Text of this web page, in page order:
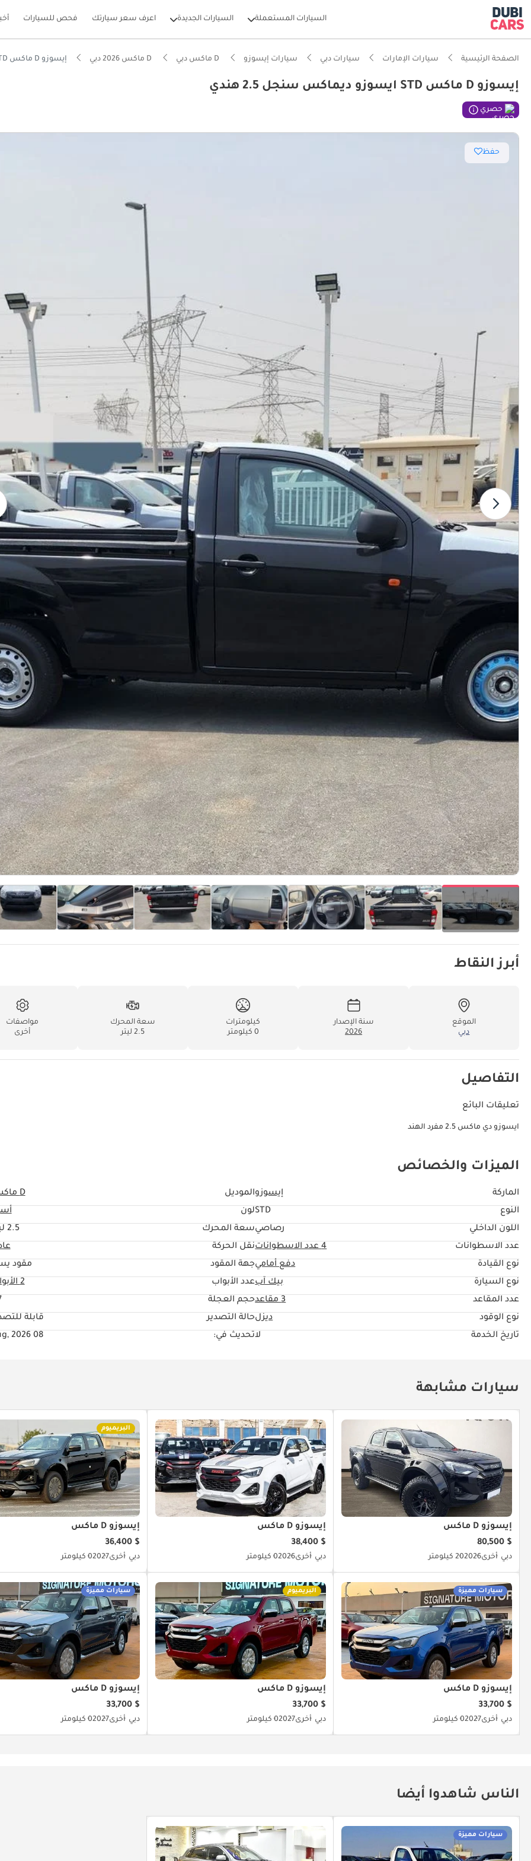
السيارات المستعملة السيارات الجديدة اعرف سعر سيارتك فحص للسيارات
الصفحة الرئيسية سيارات الإمارات سيارات دبي سيارات إيسوزو إيسوزو D ماكس STD ايسوزو ديماكس سنجل 2.5 هندي
إيسوزو D ماكس STD ايسوزو ديماكس سنجل 2.5 هندي
حصري
حفظ
أبرز النقاط
الموقع
دبي
سنة الإصدار
2026
كيلومترات
0 كيلومتر
سعة المحرك
2.5 ليتر
مواصفات
أخرى
التفاصيل
تعليقات البائع
ايسوزو دي ماكس 2.5 مفرد الهند
الميزات والخصائص
الماركة إيسوزوالموديل
D ماكس
النوع
STDلون
اللون الداخلي
رصاصيسعة المحرك
2.5 ليتر
عدد الاسطوانات
4عدد الاسطواناتنقل الحركة
نوع القيادة
دفع أماميجهة المقود
مقود
نوع السيارة
بيك آبعدد الأبواب
2 الأبواب
عدد المقاعد
3 مقاعد حجم العجلة
نوع الوقود
ديزلحالة التصدير
قابلة
تاريخ الخدمة
لاتحديث في: 08 Aug, 2026
سيارات مشابهة
إيسوزو D ماكس
$ 80,500
دبي أخرى202620 كيلومتر
إيسوزو D ماكس
$ 38,400
دبي أخرى20260 كيلومتر
البريميوم
إيسوزو D ماكس
$ 36,400
دبي أخرى20270 كيلومتر
سيارات مميزة
إيسوزو D ماكس
$ 33,700
دبي أخرى20270 كيلومتر
البريميوم
إيسوزو D ماكس
$ 33,700
دبي أخرى20270 كيلومتر
سيارات مميزة
إيسوزو D ماكس
$ 33,700
دبي أخرى20270 كيلومتر
الناس شاهدوا أيضا
سيارات مميزة